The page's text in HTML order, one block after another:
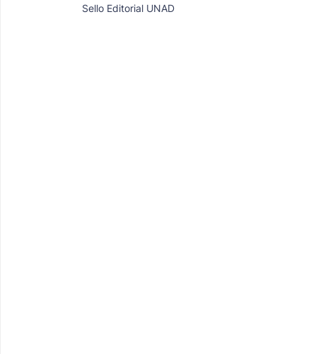
Sello Editorial UNAD